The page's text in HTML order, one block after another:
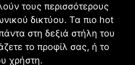
τους περισσότερους
δικτύου. Τα πιο hot
στη δεξιά στήλη του
το προφίλ σας, ή το
χρήστη.